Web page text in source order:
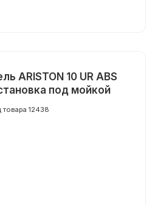
ARISTON 10 UR ABS
под мойкой
товара 12438